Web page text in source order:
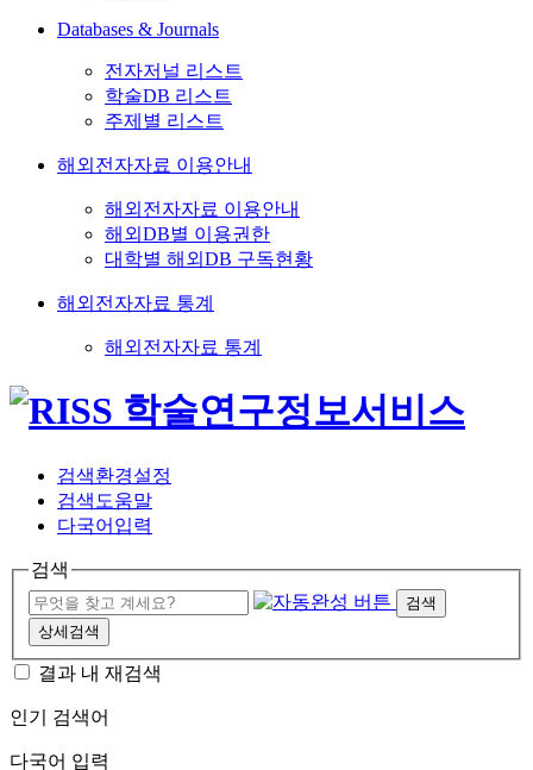
Databases & Journals
전자저널 리스트
학술DB 리스트
주제별 리스트
해외전자자료 이용안내
해외전자자료 이용안내
해외DB별 이용권한
대학별 해외DB 구독현황
해외전자자료 통계
해외전자자료 통계
검색환경설정
검색도움말
다국어입력
검색
검색
상세검색
결과 내 재검색
인기 검색어
다국어 입력